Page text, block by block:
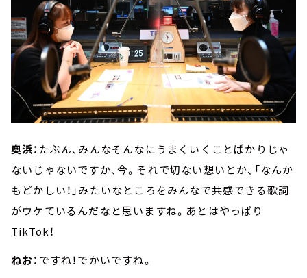
奥浜： たぶん、みんなそんなにうまくいくことばかりじゃ
ないじゃないですか、今。それで切ない想いとか、「なんか
もどかしい！」みたいなところをみんなで共感できる歌詞
がウケているんだなと思いますね。あとはやっぱり
TikTok！
ねお： ですね！でかいですね。